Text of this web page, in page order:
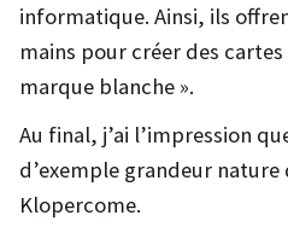
informatique. Ainsi, ils
mains pour créer des
marque blanche ».
Au final, j’ai l’impression
d’exemple grandeur
Klopercome.